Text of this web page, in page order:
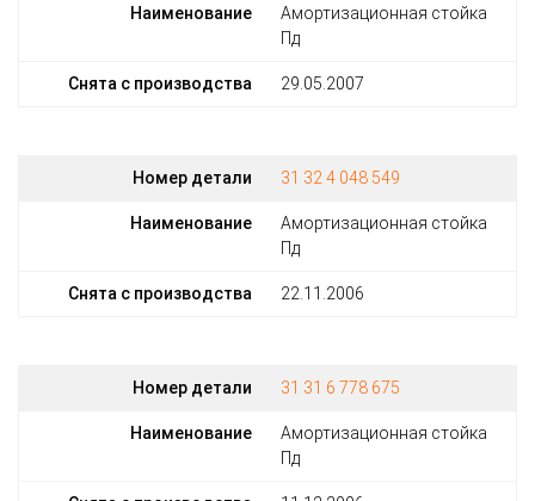
Наименование
Амортизационная стойка
Пд
Снята с производства 29.05.2007
Номер детали 31 32 4 048 549
Наименование
Амортизационная стойка
Пд
Снята с производства 22.11.2006
Номер детали 31 31 6 778 675
Наименование
Амортизационная стойка
Пд